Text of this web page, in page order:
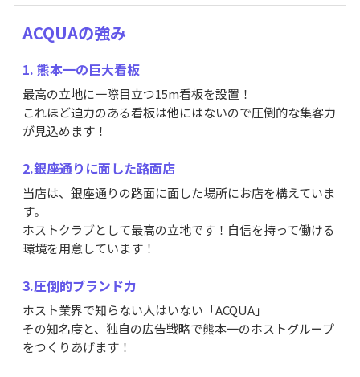
ACQUAの強み
1. 熊本一の巨大看板
最高の立地に一際目立つ15m看板を設置！
これほど迫力のある看板は他にはないので圧倒的な集客力
が見込めます！
2.銀座通りに面した路面店
当店は、銀座通りの路面に面した場所にお店を構えていま
す。
ホストクラブとして最高の立地です！自信を持って働ける
環境を用意しています！
3.圧倒的ブランド力
ホスト業界で知らない人はいない「ACQUA」
その知名度と、独自の広告戦略で熊本一のホストグループ
をつくりあげます！